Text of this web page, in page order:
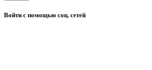
Войти с помощью соц. сетей